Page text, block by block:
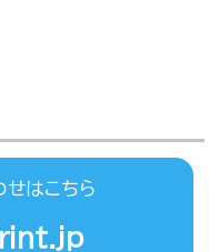
せはこちら